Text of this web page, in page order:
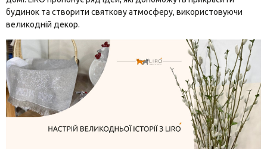
Органайзер для столових приборів
Термоси
Кавоварки та френч-преси
Емальований посуд
Настінний декор
Кошики
Декоративні драбини
Підсвічники
Шкатулки для прикрас
будинок та створити святкову атмосферу, використовуючи
великодній декор.